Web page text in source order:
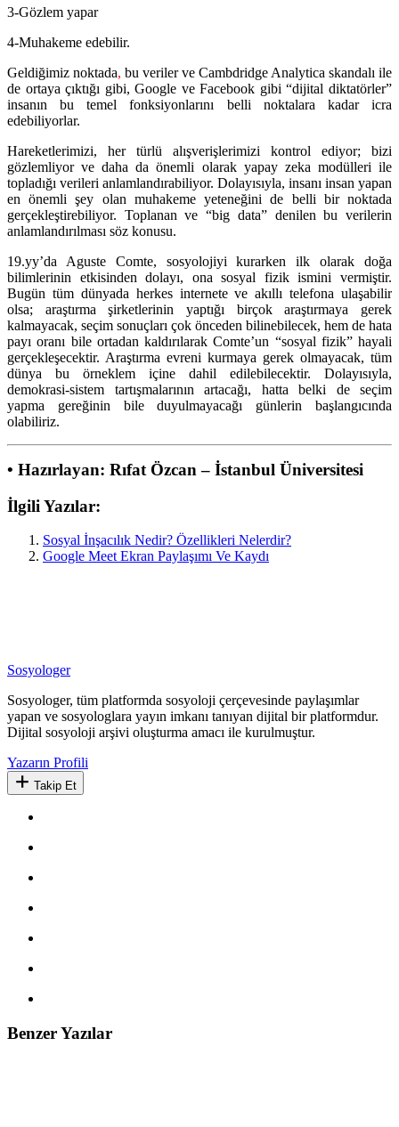
3-Gözlem yapar
4-Muhakeme edebilir.
Geldiğimiz noktada, bu veriler ve Cambdridge Analytica skandalı ile
de ortaya çıktığı gibi, Google ve Facebook gibi “dijital diktatörler”
insanın bu temel fonksiyonlarını belli noktalara kadar icra
edebiliyorlar.
Hareketlerimizi, her türlü alışverişlerimizi kontrol ediyor; bizi
gözlemliyor ve daha da önemli olarak yapay zeka modülleri ile
topladığı verileri anlamlandırabiliyor. Dolayısıyla, insanı insan yapan
en önemli şey olan muhakeme yeteneğini de belli bir noktada
gerçekleştirebiliyor. Toplanan ve “big data” denilen bu verilerin
anlamlandırılması söz konusu.
19.yy’da Aguste Comte, sosyolojiyi kurarken ilk olarak doğa
bilimlerinin etkisinden dolayı, ona sosyal fizik ismini vermiştir.
Bugün tüm dünyada herkes internete ve akıllı telefona ulaşabilir
olsa; araştırma şirketlerinin yaptığı birçok araştırmaya gerek
kalmayacak, seçim sonuçları çok önceden bilinebilecek, hem de hata
payı oranı bile ortadan kaldırılarak Comte’un “sosyal fizik” hayali
gerçekleşecektir. Araştırma evreni kurmaya gerek olmayacak, tüm
dünya bu örneklem içine dahil edilebilecektir. Dolayısıyla,
demokrasi-sistem tartışmalarının artacağı, hatta belki de seçim
yapma gereğinin bile duyulmayacağı günlerin başlangıcında
olabiliriz.
• Hazırlayan: Rıfat Özcan – İstanbul Üniversitesi
İlgili Yazılar:
Sosyal İnşacılık Nedir? Özellikleri Nelerdir?
Google Meet Ekran Paylaşımı Ve Kaydı
Sosyologer
Sosyologer, tüm platformda sosyoloji çerçevesinde paylaşımlar
yapan ve sosyologlara yayın imkanı tanıyan dijital bir platformdur.
Dijital sosyoloji arşivi oluşturma amacı ile kurulmuştur.
Yazarın Profili
Takip Et
Benzer Yazılar